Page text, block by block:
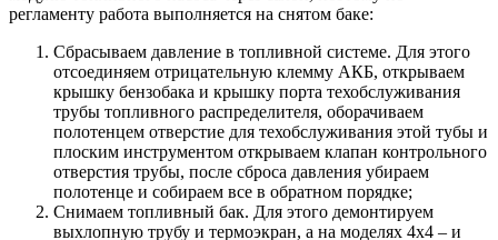
регламенту работа выполняется на снятом баке:
Сбрасываем давление в топливной системе. Для этого
отсоединяем отрицательную клемму АКБ, открываем
крышку бензобака и крышку порта техобслуживания
трубы топливного распределителя, оборачиваем
полотенцем отверстие для техобслуживания этой тубы и
плоским инструментом открываем клапан контрольного
отверстия трубы, после сброса давления убираем
полотенце и собираем все в обратном порядке;
Снимаем топливный бак. Для этого демонтируем
выхлопную трубу и термоэкран, а на моделях 4х4 – и